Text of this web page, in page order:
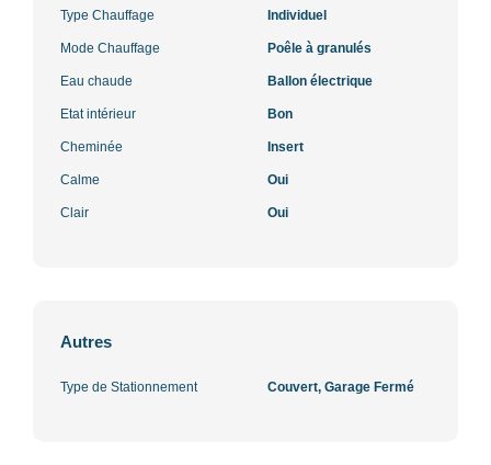
Type Chauffage Individuel
Mode Chauffage Poêle à granulés
Eau chaude Ballon électrique
Etat intérieur Bon
Cheminée Insert
Calme Oui
Clair Oui
Autres
Type de Stationnement Couvert, Garage Fermé